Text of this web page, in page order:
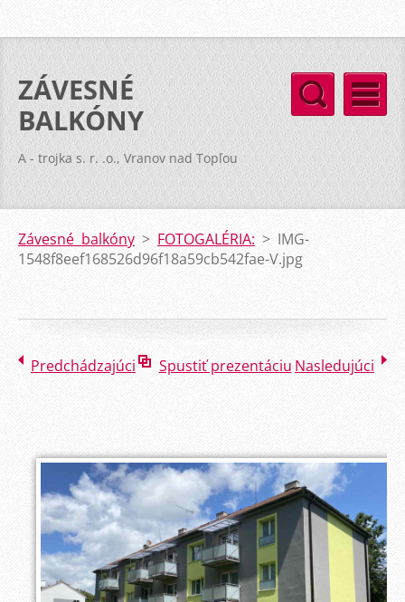
ZÁVESNÉ
BALKÓNY
A - trojka s. r. .o., Vranov nad Topľou
Závesné balkóny > FOTOGALÉRIA: > IMG-
1548f8eef168526d96f18a59cb542fae-V.jpg
Predchádzajúci Spustiť prezentáciu Nasledujúci